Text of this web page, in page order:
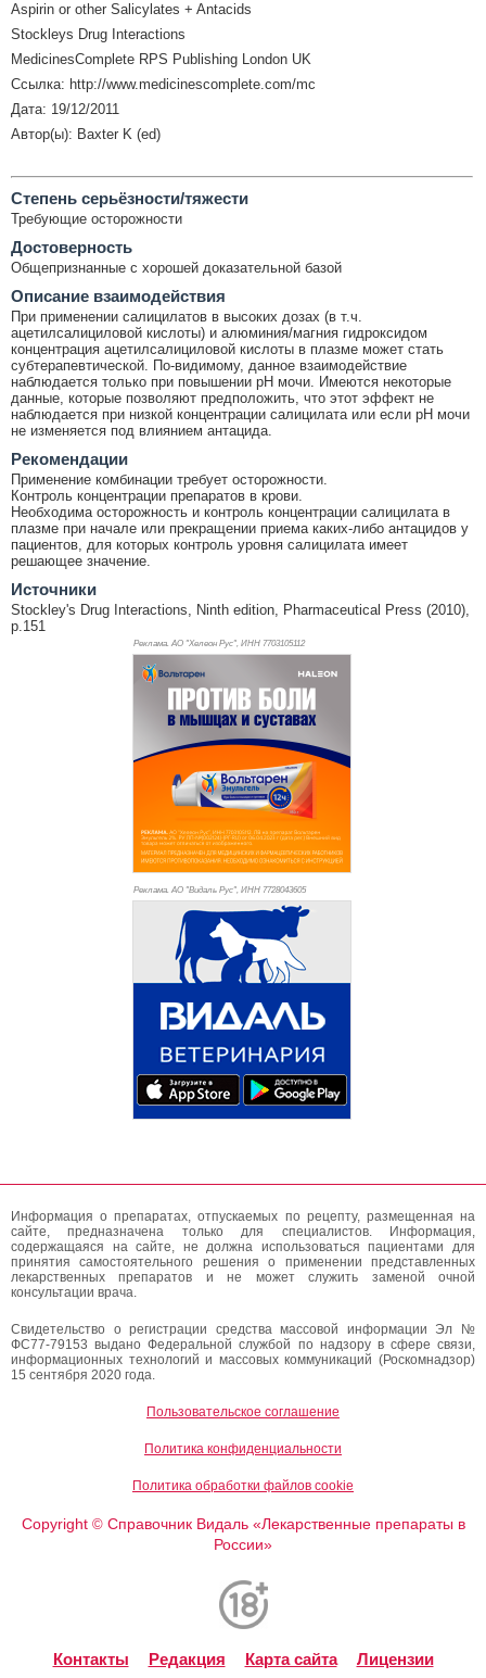
Aspirin or other Salicylates + Antacids
Stockleys Drug Interactions
MedicinesComplete RPS Publishing London UK
Ссылка: http://www.medicinescomplete.com/mc
Дата: 19/12/2011
Автор(ы): Baxter K (ed)
Cтепень серьёзности/тяжести
Требующие осторожности
Достоверность
Общепризнанные с хорошей доказательной базой
Описание взаимодействия
При применении салицилатов в высоких дозах (в т.ч.
ацетилсалициловой кислоты) и алюминия/магния гидроксидом
концентрация ацетилсалициловой кислоты в плазме может стать
субтерапевтической. По-видимому, данное взаимодействие
наблюдается только при повышении рН мочи. Имеются некоторые
данные, которые позволяют предположить, что этот эффект не
наблюдается при низкой концентрации салицилата или если pH мочи
не изменяется под влиянием антацида.
Рекомендации
Применение комбинации требует осторожности.
Контроль концентрации препаратов в крови.
Необходима осторожность и контроль концентрации салицилата в
плазме при начале или прекращении приема каких-либо антацидов у
пациентов, для которых контроль уровня салицилата имеет
решающее значение.
Источники
Stockley's Drug Interactions, Ninth edition, Pharmaceutical Press (2010),
p.151
Реклама. АО "Хелеон Рус", ИНН 7703105112
Реклама. АО "Видаль Рус", ИНН 7728043605
Информация о препаратах, отпускаемых по рецепту, размещенная на
сайте, предназначена только для специалистов. Информация,
содержащаяся на сайте, не должна использоваться пациентами для
принятия самостоятельного решения о применении представленных
лекарственных препаратов и не может служить заменой очной
консультации врача.
Свидетельство о регистрации средства массовой информации Эл №
ФС77-79153 выдано Федеральной службой по надзору в сфере связи,
информационных технологий и массовых коммуникаций (Роскомнадзор)
15 сентября 2020 года.
Пользовательское соглашение
Политика конфиденциальности
Политика обработки файлов cookie
Copyright ©Справочник Видаль «Лекарственные препараты в
России»
Контакты Редакция Карта сайта Лицензии